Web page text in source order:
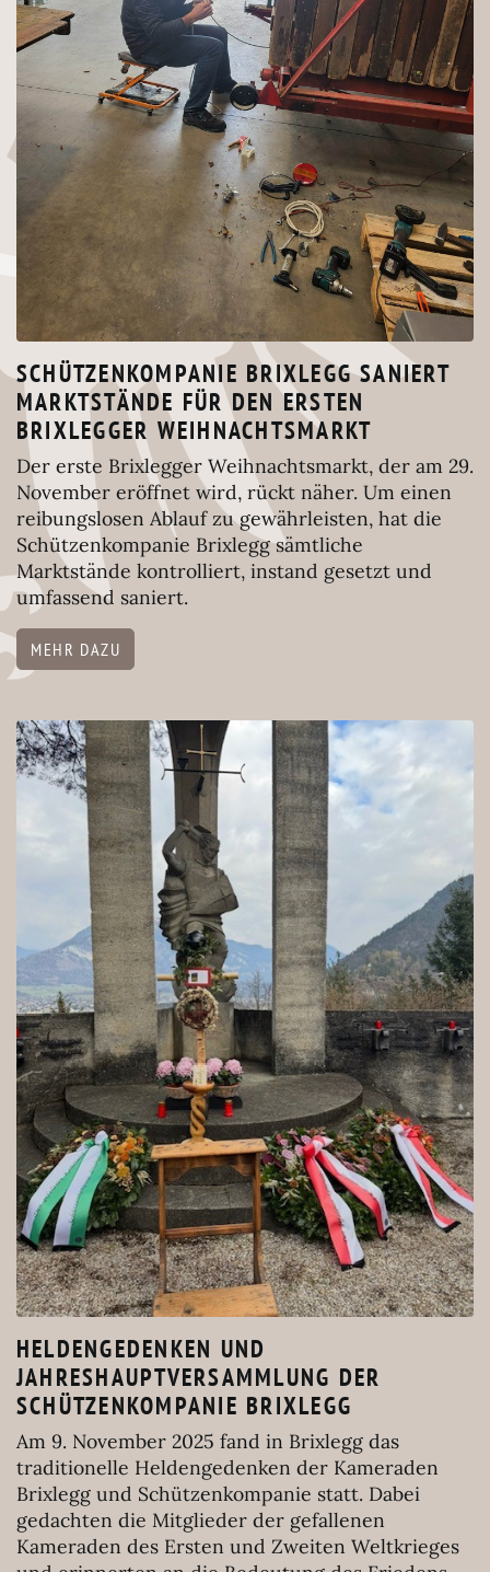
SCHÜTZENKOMPANIE BRIXLEGG SANIERT
MARKTSTÄNDE FÜR DEN ERSTEN
BRIXLEGGER WEIHNACHTSMARKT
Der erste Brixlegger Weihnachtsmarkt, der am 29.
November eröffnet wird, rückt näher. Um einen
reibungslosen Ablauf zu gewährleisten, hat die
Schützenkompanie Brixlegg sämtliche
Marktstände kontrolliert, instand gesetzt und
umfassend saniert.
MEHR DAZU
HELDENGEDENKEN UND
JAHRESHAUPTVERSAMMLUNG DER
SCHÜTZENKOMPANIE BRIXLEGG
Am 9. November 2025 fand in Brixlegg das
traditionelle Heldengedenken der Kameraden
Brixlegg und Schützenkompanie statt. Dabei
gedachten die Mitglieder der gefallenen
Kameraden des Ersten und Zweiten Weltkrieges